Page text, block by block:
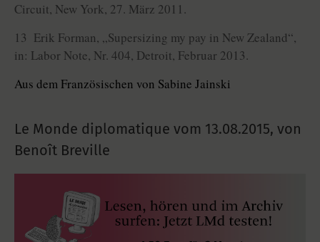
Circuit, New York, 27. März 2011.
13 Erik Forman, „Supersizing my pay in New Zealand“,
in: Labor Note, Nr. 404, Detroit, Februar 2013.
Aus dem Französischen von Sabine Jainski
Le Monde diplomatique vom 13.08.2015, von
Benoît Breville